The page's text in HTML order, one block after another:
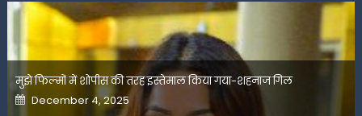
मुझे फिल्मों में शोपीस की तरह इस्तेमाल किया गया-शहनाज गिल
Posted
on
December 4, 2025